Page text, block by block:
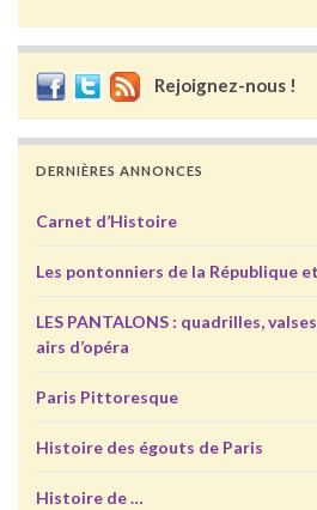
Rejoignez-nous !
DERNIÈRES ANNONCES
Carnet d’Histoire
Les pontonniers de la République
LES PANTALONS : quadrilles,
airs d’opéra
Paris Pittoresque
Histoire des égouts de Paris
Histoire de …